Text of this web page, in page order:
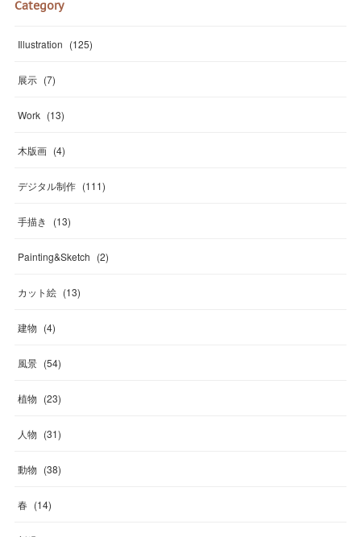
Category
Illustration (125)
展示 (7)
Work (13)
木版画 (4)
デジタル制作 (111)
手描き (13)
Painting&Sketch (2)
カット絵 (13)
建物 (4)
風景 (54)
植物 (23)
人物 (31)
動物 (38)
春 (14)